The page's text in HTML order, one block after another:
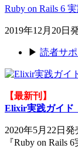
Ruby on Rails 6
2019年12月20日
▶ 読者サ
【最新刊】
Elixir実践ガイド
2020年5月22日発
『Ruby on Rails